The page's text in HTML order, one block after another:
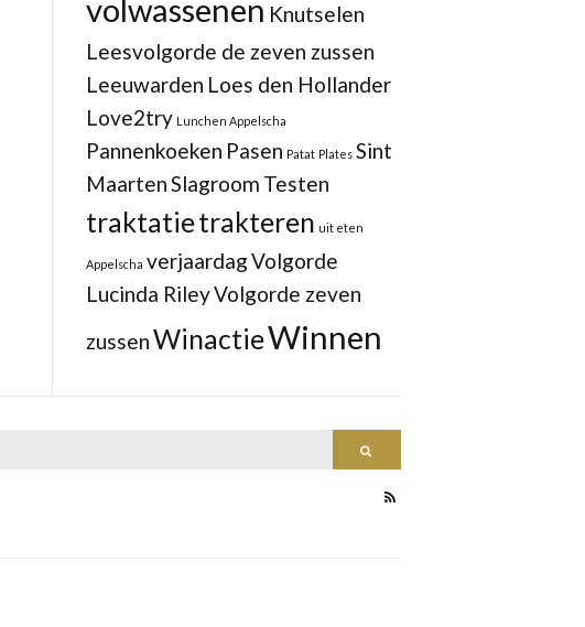
volwassenen Knutselen
Leesvolgorde de zeven zussen
Leeuwarden Loes den Hollander
Love2try Lunchen Appelscha
Pannenkoeken Pasen Patat Plates Sint
MaartenSlagroom Testen
traktatietrakteren uit eten
Appelscha verjaardagVolgorde
Lucinda RileyVolgorde zeven
zussenWinactieWinnen